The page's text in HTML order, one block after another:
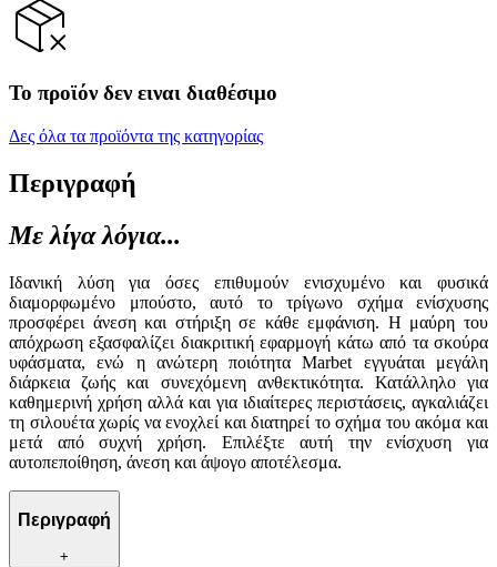
Το προϊόν δεν ειναι διαθέσιμο
Δες όλα τα προϊόντα της κατηγορίας
Περιγραφή
Με λίγα λόγια...
Ιδανική λύση για όσες επιθυμούν ενισχυμένο και φυσικά
διαμορφωμένο μπούστο, αυτό το τρίγωνο σχήμα ενίσχυσης
προσφέρει άνεση και στήριξη σε κάθε εμφάνιση. Η μαύρη του
απόχρωση εξασφαλίζει διακριτική εφαρμογή κάτω από τα σκούρα
υφάσματα, ενώ η ανώτερη ποιότητα Marbet εγγυάται μεγάλη
διάρκεια ζωής και συνεχόμενη ανθεκτικότητα. Κατάλληλο για
καθημερινή χρήση αλλά και για ιδιαίτερες περιστάσεις, αγκαλιάζει
τη σιλουέτα χωρίς να ενοχλεί και διατηρεί το σχήμα του ακόμα και
μετά από συχνή χρήση. Επιλέξτε αυτή την ενίσχυση για
αυτοπεποίθηση, άνεση και άψογο αποτέλεσμα.
Περιγραφή
+